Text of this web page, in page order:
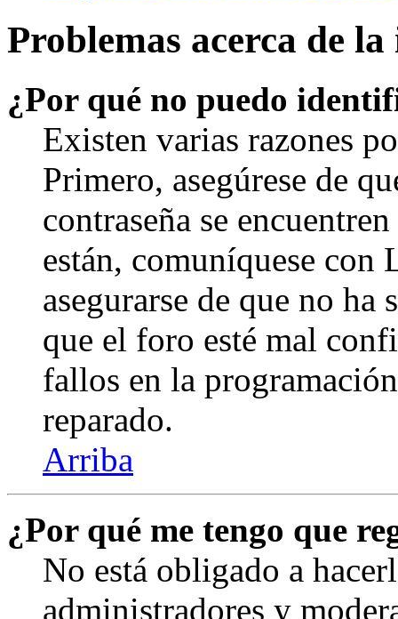
Problemas acerca de
¿Por qué no puedo
Existen varias razones
Primero, asegúrese de
contraseña se
están, comuníquese
asegurarse de que no
que el foro esté mal
fallos en la
reparado.
Arriba
¿Por qué me tengo que
No está obligado a
administradores y